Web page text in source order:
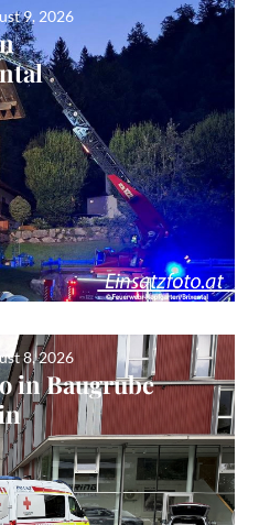
9, 2026
8, 2026
in Baugrube